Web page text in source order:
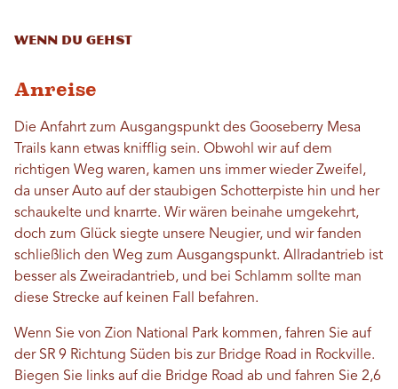
Wenn du gehst
Anreise
Die Anfahrt zum Ausgangspunkt des Gooseberry Mesa
Trails kann etwas knifflig sein. Obwohl wir auf dem
richtigen Weg waren, kamen uns immer wieder Zweifel,
da unser Auto auf der staubigen Schotterpiste hin und her
schaukelte und knarrte. Wir wären beinahe umgekehrt,
doch zum Glück siegte unsere Neugier, und wir fanden
schließlich den Weg zum Ausgangspunkt. Allradantrieb ist
besser als Zweiradantrieb, und bei Schlamm sollte man
diese Strecke auf keinen Fall befahren.
Wenn Sie von Zion National Park kommen, fahren Sie auf
der SR 9 Richtung Süden bis zur Bridge Road in Rockville.
Biegen Sie links auf die Bridge Road ab und fahren Sie 2,6